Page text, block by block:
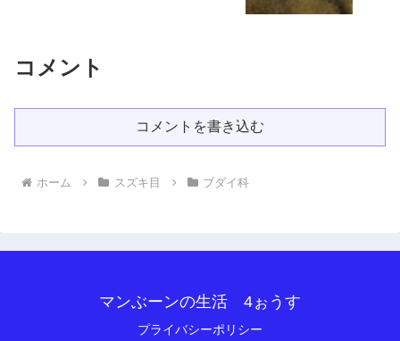
コメント
コメントを書き込む
ホーム スズキ目 ブダイ科
マンぶーンの生活 4ぉうす
プライバシーポリシー